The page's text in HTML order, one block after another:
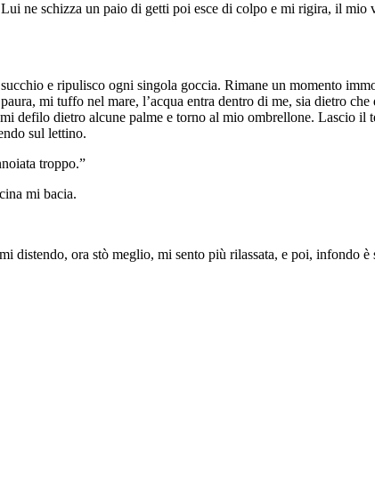
ne schizza un paio di getti poi esce di colpo e mi rigira, il mio
e ripulisco ogni singola goccia. Rimane un momento
mi tuffo nel mare, l’acqua entra dentro di me, sia dietro
defilo dietro alcune palme e torno al mio ombrellone. Lascio
sul lettino.
troppo.”
mi bacia.
distendo, ora stò meglio, mi sento più rilassata, e poi, infondo